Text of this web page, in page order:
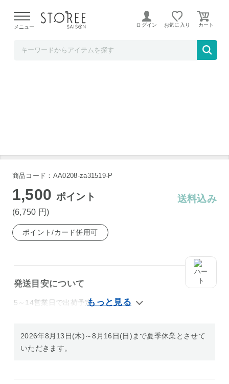
よる配送遅延が発生しております。
メニュー ログイン お気に入り
ジェット水流口腔洗浄器 a31518 2個組
商品コード：AA0208-za31519-P
1,500 ポイント
(6,750 円)
送料込み
ポイント/カード併用可
発送目安について
5～14営業日で出荷予定
2026年8月13日(木)～8月16日(日)まで夏季休業とさせて
いただきます。